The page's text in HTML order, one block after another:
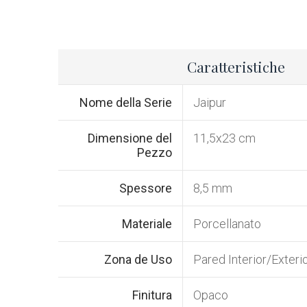
Caratteristiche
Nome della Serie Jaipur
Dimensione del
Pezzo
11,5x23 cm
Spessore 8,5 mm
Materiale Porcellanato
Zona de Uso Pared Interior/
Finitura Opaco